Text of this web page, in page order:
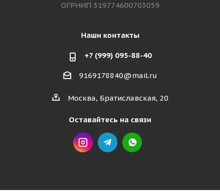
ОГРНИП 319774600703059
Наши контакты
+7 (999) 095-88-40
9169178840@mail.ru
Москва, Братиславская, 20
Оставайтесь на связи